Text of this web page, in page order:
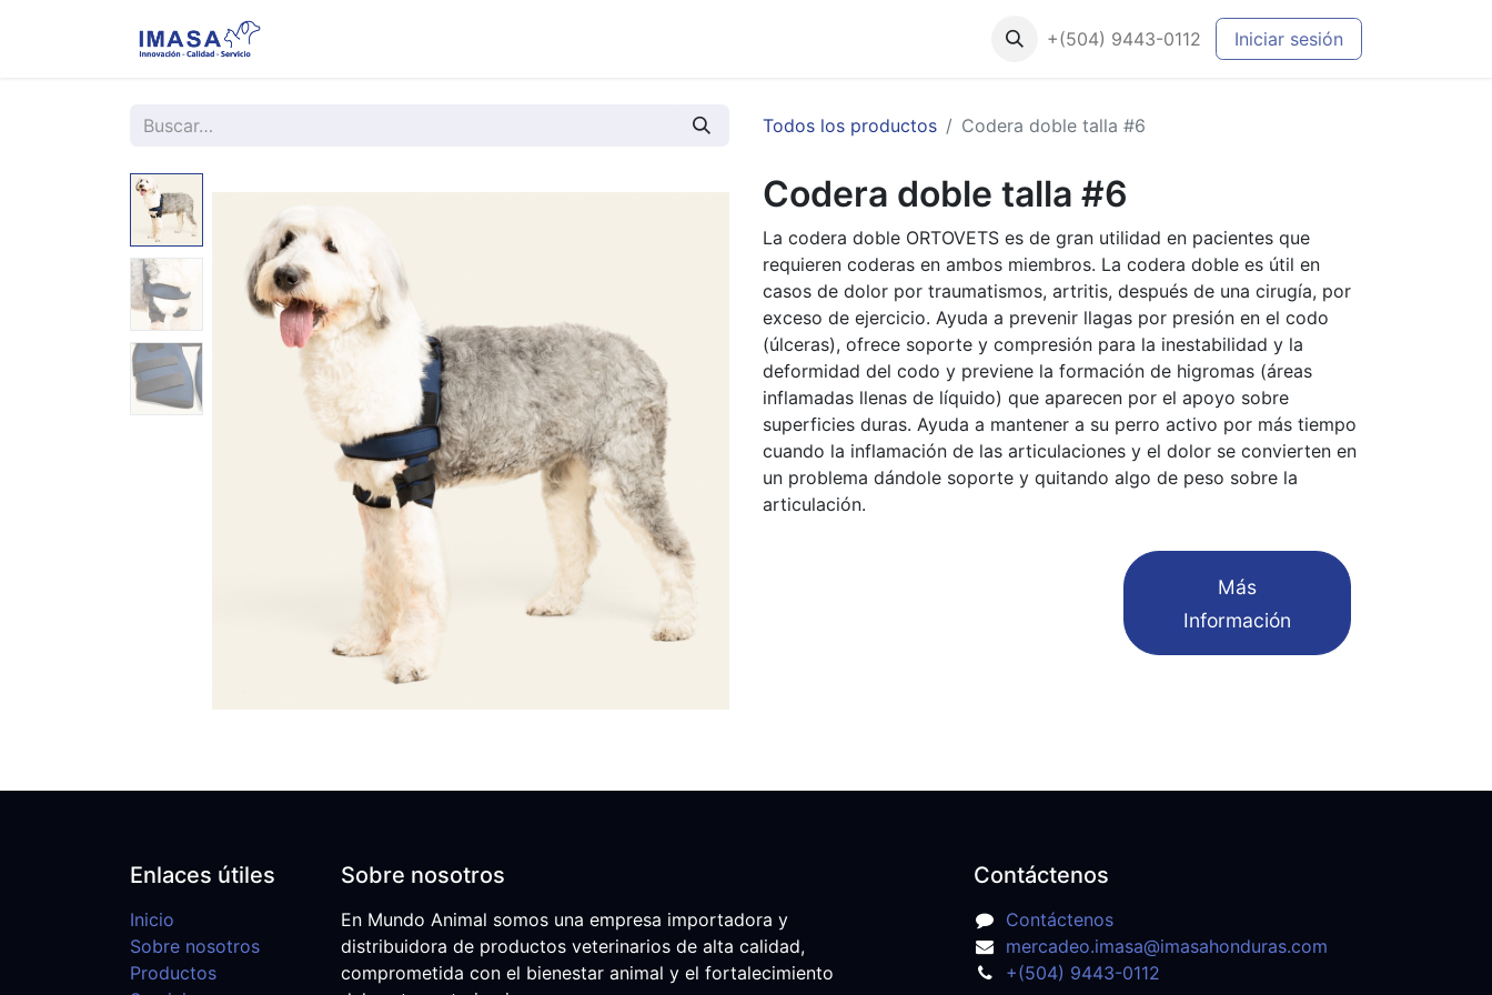
+(504) 9443-0112 Iniciar sesión
Todos los productos Codera doble talla #6
Codera doble talla #6
La codera doble ORTOVETS es de gran utilidad en pacientes que
requieren coderas en ambos miembros. La codera doble es útil en
casos de dolor por traumatismos, artritis, después de una cirugía, por
exceso de ejercicio. Ayuda a prevenir llagas por presión en el codo
(úlceras), ofrece soporte y compresión para la inestabilidad y la
deformidad del codo y previene la formación de higromas (áreas
inflamadas llenas de líquido) que aparecen por el apoyo sobre
superficies duras. Ayuda a mantener a su perro activo por más tiempo
cuando la inflamación de las articulaciones y el dolor se convierten en
un problema dándole soporte y quitando algo de peso sobre la
articulación.
​Más
Información
Enlaces útiles
Inicio
Sobre nosotros
Productos
Sobre nosotros
En Mundo Animal somos una empresa importadora y
distribuidora de productos veterinarios de alta calidad,
comprometida con el bienestar animal y el fortalecimiento
Contáctenos
Contáctenos
mercadeo.imasa@imasahonduras.com
+(504) 9443-0112